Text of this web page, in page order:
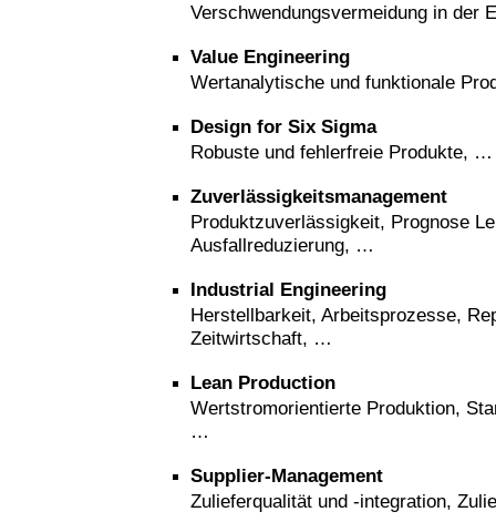
Verschwendungsvermeidung in der
Value Engineering
Wertanalytische und funktionale
Design for Six Sigma
Robuste und fehlerfreie Produkte, …
Zuverlässigkeitsmanagement
Produktzuverlässigkeit, Prognose
Ausfallreduzierung, …
Industrial Engineering
Herstellbarkeit, Arbeitsprozesse,
Zeitwirtschaft, …
Lean Production
Wertstromorientierte Produktion,
Supplier-Management
Zulieferqualität und -integration,